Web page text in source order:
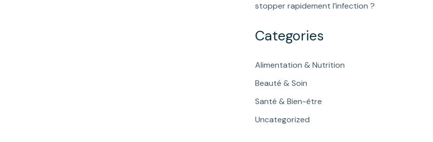
stopper rapidement l’infection ?
Categories
Alimentation & Nutrition
Beauté & Soin
Santé & Bien-être
Uncategorized